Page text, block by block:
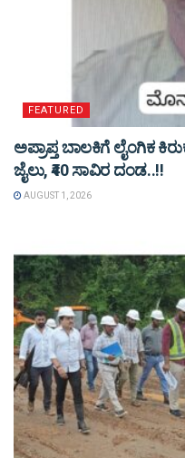
FEATURED
ಅಪ್ರಾಪ್ತ ಬಾಲಕಿಗೆ ಲೈಂಗಿಕ
ಜೈಲು, ₹40 ಸಾವಿರ ದಂಡ..!!
AUGUST 1, 2026